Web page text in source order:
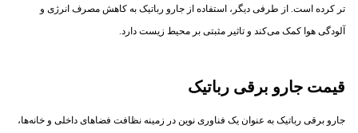
تر کرده است. از طرفی دیگر، استفاده از جارو رباتیک به کاهش مصرف انرژی و
آلودگی هوا کمک می‌کند و تاثیر مثبتی بر محیط زیست دارد.
قیمت جارو برقی رباتیک
جارو برقی رباتیک به عنوان یک فناوری نوین در زمینه نظافت فضاهای داخلی و خانه‌ها،